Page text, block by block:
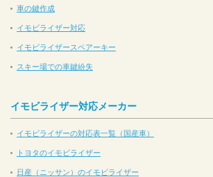
車の鍵作成
イモビライザー対応
イモビライザースペアーキー
スキー場での車鍵紛失
イモビライザー対応メーカー
イモビライザーの対応表一覧（国産車）
トヨタのイモビライザー
日産（ニッサン）のイモビライザー